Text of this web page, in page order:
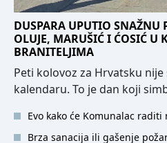
DUSPARA UPUTIO SNAŽNU
OLUJE, MARUŠIĆ I ĆOSIĆ U
BRANITELJIMA
Peti kolovoz za Hrvatsku
kalendaru. To je dan koji
Evo kako će Komunalac
Brza sanacija ili gašenje